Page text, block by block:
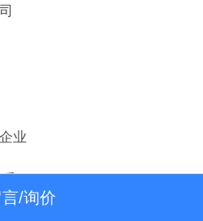
业
（2020年报）
/询价